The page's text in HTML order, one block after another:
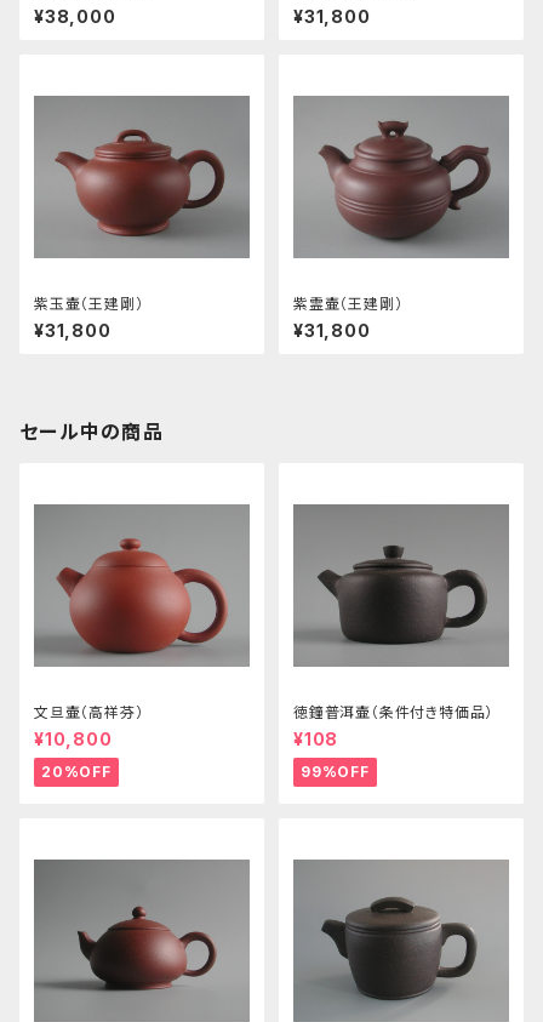
¥38,000 ¥31,800
紫玉壷（王建剛）
¥31,800
紫霊壷（王建剛）
¥31,800
セール中の商品
文旦壷（高祥芬）
¥10,800
20%OFF
徳鐘普洱壷（条件付き特価品）
¥108
99%OFF